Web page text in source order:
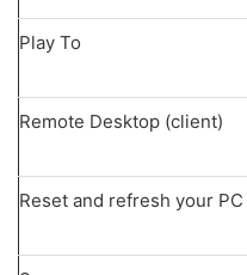
Play To
Remote Desktop (client)
Reset and refresh your PC